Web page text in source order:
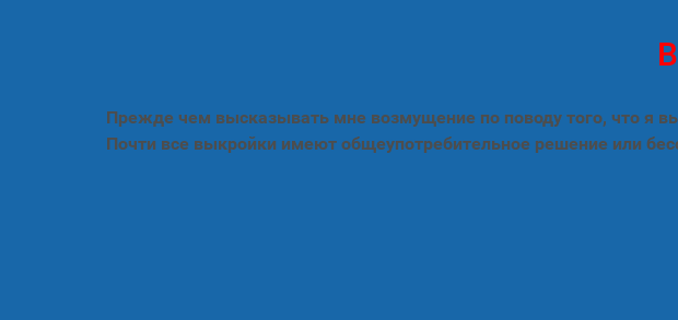
Прежде чем высказывать мне возмущение по поводу того, что
Почти все выкройки имеют общеупотребительное решение или